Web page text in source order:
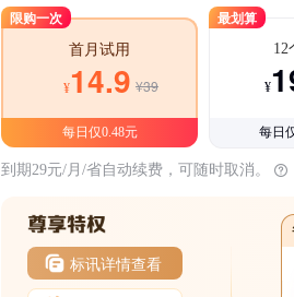
限购一次
首月试用
¥14.9 ¥39
每日仅0.48元
最划算
12
¥
每日
到期29元/月/省自动续费，可随时取消。
标讯详情查看